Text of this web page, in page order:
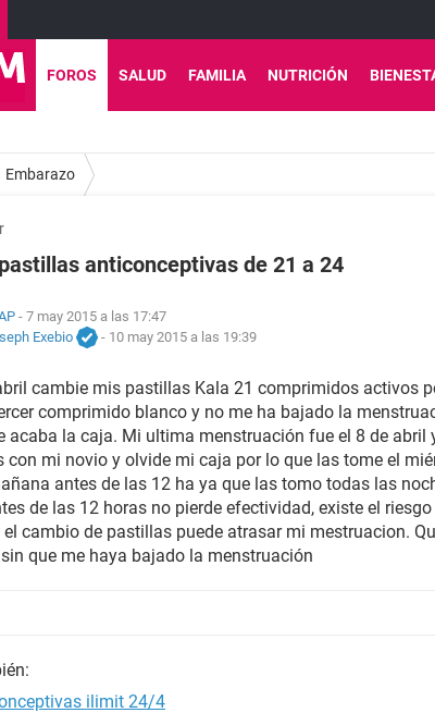
FOROS SALUD FAMILIA NUTRICIÓN
Embarazo
anticonceptivas de 21 a 24
- 7 may 2015 a las 17:47
Exebio
- 10 may 2015 a las 19:39
cambie mis pastillas Kala 21 comprimidos activos
comprimido blanco y no me ha bajado la
acaba la caja. Mi ultima menstruación fue el 8 de abril
con mi novio y olvide mi caja por lo que las tome el
antes de las 12 ha ya que las tomo todas las
de las 12 horas no pierde efectividad, existe el
cambio de pastillas puede atrasar mi mestruacion.
que me haya bajado la menstruación
ilimit 24/4